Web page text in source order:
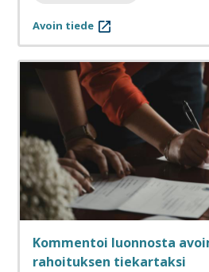
Avoin tiede
Kommentoi luonnosta
rahoituksen tiekartaksi